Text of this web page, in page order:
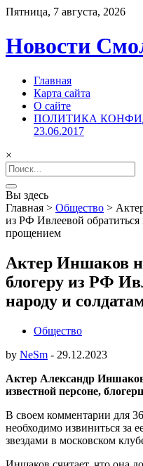
Пятница, 7 августа, 2026
Новости
Главная
Карта сайта
О сайте
ПОЛИТИКА
23.06.2017
×
Search
for:
Вы здесь
Главная > Общество >
из РФ Ивлеевой обратиться
прощением
Актер Иншаков
блогеру из РФ
народу и
Общество
by NeSm - 29.12.2023
Актер Александр
известной персоне,
В своем комментарии для
необходимо извиниться за
звездами в московском